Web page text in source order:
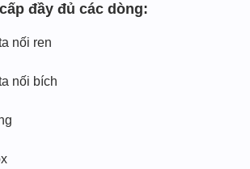
đầy đủ các dòng:
nối ren
nối bích